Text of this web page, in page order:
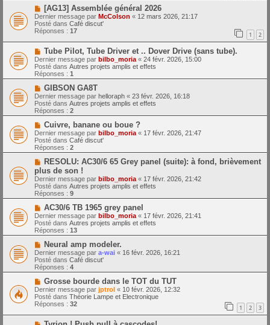
s
a
g
e
m
e
s
s
a
g
e
N
o
u
v
e
a
u
m
e
s
s
a
g
e
[AG13] Assemblée général 2026
Dernier message par McColson « 12 mars 2026, 21:17
Posté dans Café discut'
Réponses : 17 1 2
N
o
u
v
e
a
m
e
s
s
a
g
e
Tube Pilot, Tube Driver et .. Dover Drive (sans tube).
Dernier message par bilbo_moria « 24 févr. 2026, 15:00
Posté dans Autres projets amplis et effets
Réponses : 1
N
o
u
v
e
a
m
e
s
s
a
g
e
GIBSON GA8T
Dernier message par helloraph « 23 févr. 2026, 16:18
Posté dans Autres projets amplis et effets
Réponses : 2
N
o
u
v
e
a
u
m
e
s
s
g
e
Cuivre, banane ou boue ?
Dernier message par bilbo_moria « 17 févr. 2026, 21:47
Posté dans Café discut'
Réponses : 2
N
u
v
e
a
m
e
s
s
a
g
e
RESOLU: AC30/6 65 Grey panel (suite): à fond, brièvement
plus de son !
Dernier message par bilbo_moria « 17 févr. 2026, 21:42
Posté dans Autres projets amplis et effets
Réponses : 9
N
o
u
v
e
a
u
m
e
s
s
a
g
e
AC30/6 TB 1965 grey panel
Dernier message par bilbo_moria « 17 févr. 2026, 21:41
Posté dans Autres projets amplis et effets
Réponses : 13
N
o
u
v
e
a
m
e
s
s
a
Neural amp modeler.
Dernier message par a-wai « 16 févr. 2026, 16:21
Posté dans Café discut'
Réponses : 4
N
o
u
v
e
a
u
Grosse bourde dans le TOT du TUT
Dernier message par jptrol « 10 févr. 2026, 12:32
Posté dans Théorie Lampe et Electronique
Réponses : 32 1 2 3
N